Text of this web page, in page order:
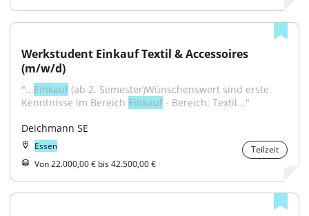
Werkstudent Einkauf Textil & Accessoires
(m/w/d)
"...Einkauf (ab 2. Semester)Wünschenswert sind erste
Kenntnisse im Bereich Einkauf - Bereich: Textil..."
Deichmann SE
Essen
Teilzeit
Von 22.000,00 € bis 42.500,00 €